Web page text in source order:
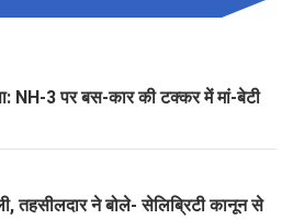
NH-3 पर बस-कार की टक्कर में मां-बेटी
तहसीलदार ने बोले- सेलिब्रिटी कानून से